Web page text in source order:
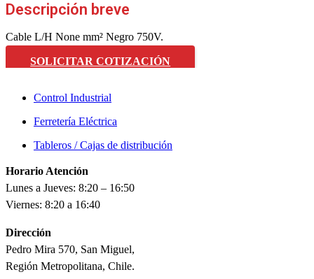
Descripción breve
Cable L/H None mm² Negro 750V.
SOLICITAR COTIZACIÓN
Control Industrial
Ferretería Eléctrica
Tableros / Cajas de distribución
Horario Atención
Lunes a Jueves: 8:20 – 16:50
Viernes: 8:20 a 16:40
Dirección
Pedro Mira 570, San Miguel,
Región Metropolitana, Chile.